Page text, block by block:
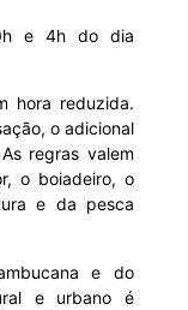
e 4h do dia
hora reduzida.
o adicional
regras valem
o boiadeiro, o
e da pesca
e do
e urbano é